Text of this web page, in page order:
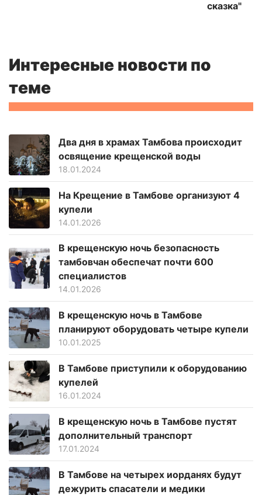
сказка"
Интересные новости по
теме
Два дня в храмах Тамбова происходит
освящение крещенской воды
18.01.2024
На Крещение в Тамбове организуют 4
купели
14.01.2026
В крещенскую ночь безопасность
тамбовчан обеспечат почти 600
специалистов
14.01.2026
В крещенскую ночь в Тамбове
планируют оборудовать четыре купели
10.01.2025
В Тамбове приступили к оборудованию
купелей
16.01.2024
В крещенскую ночь в Тамбове пустят
дополнительный транспорт
17.01.2024
В Тамбове на четырех иорданях будут
дежурить спасатели и медики